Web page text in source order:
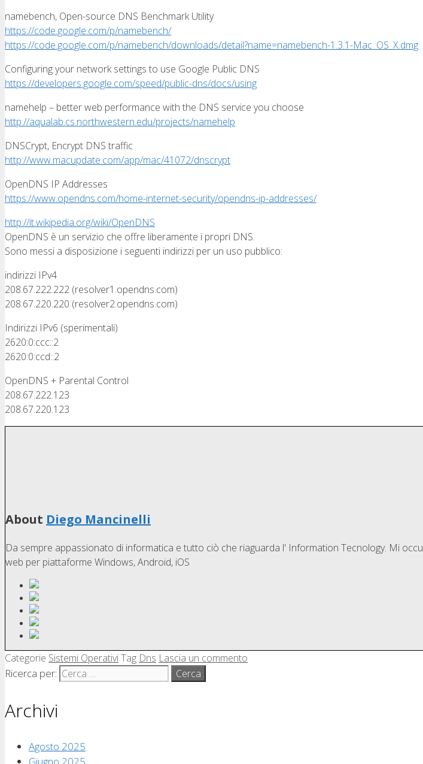
namebench, Open-source DNS Benchmark Utility
https://code.google.com/p/namebench/
https://code.google.com/p/namebench/downloads/detail?name=namebench-1.3.1-Mac_OS_X.dmg
Configuring your network settings to use Google Public DNS
https://developers.google.com/speed/public-dns/docs/using
namehelp – better web performance with the DNS service you choose
http://aqualab.cs.northwestern.edu/projects/namehelp
DNSCrypt, Encrypt DNS traffic
http://www.macupdate.com/app/mac/41072/dnscrypt
OpenDNS IP Addresses
https://www.opendns.com/home-internet-security/opendns-ip-addresses/
http://it.wikipedia.org/wiki/OpenDNS
OpenDNS è un servizio che offre liberamente i propri DNS.
Sono messi a disposizione i seguenti indirizzi per un uso pubblico:
indirizzi IPv4
208.67.222.222 (resolver1.opendns.com)
208.67.220.220 (resolver2.opendns.com)
Indirizzi IPv6 (sperimentali)
2620:0:ccc::2
2620:0:ccd::2
OpenDNS + Parental Control
208.67.222.123
208.67.220.123
About Diego Mancinelli
Da sempre appassionato di informatica e tutto ciò che riaguarda l' Information Tecnology. Mi
web per piattaforme Windows, Android, iOS
Categorie Sistemi OperativiTag Dns Lascia un commento
Ricerca per:
Archivi
Agosto 2025
Giugno 2025